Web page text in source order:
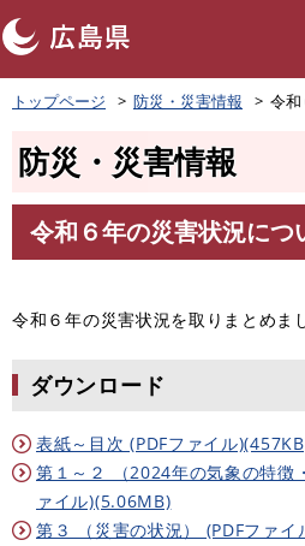
ペ
ー
頭
す
トップページ 防災・災害情報 令
防災・災害情報
文
令和６年の災害状況につ
令和６年の災害状況を取りまとめま
ダウンロード
表紙～目次 (PDFファイル
第１～２ （2024年の気象の特徴
ァイル)(5.06MB)
第３ （災害の状況） (PDFファ